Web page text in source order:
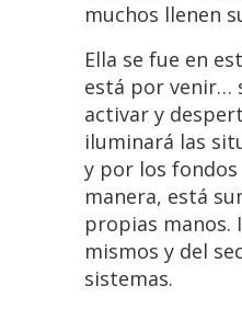
muchos llenen
Ella se fue en
está por venir…
activar y
iluminará las
y por los fondos
manera, está
propias manos.
mismos y del
sistemas.